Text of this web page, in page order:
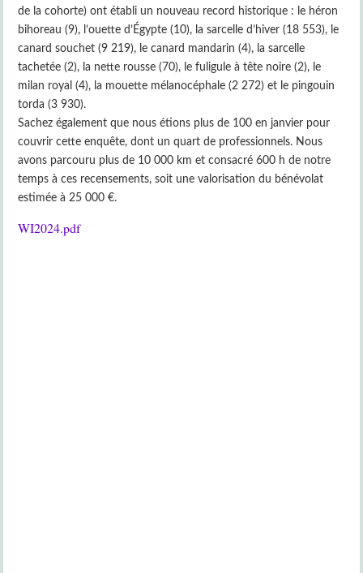
de la cohorte) ont établi un nouveau record historique : le héron
bihoreau (9), l’ouette d’Égypte (10), la sarcelle d’hiver (18 553), le
canard souchet (9 219), le canard mandarin (4), la sarcelle
tachetée (2), la nette rousse (70), le fuligule à tête noire (2), le
milan royal (4), la mouette mélanocéphale (2 272) et le pingouin
torda (3 930).
Sachez également que nous étions plus de 100 en janvier pour
couvrir cette enquête, dont un quart de professionnels. Nous
avons parcouru plus de 10 000 km et consacré 600 h de notre
temps à ces recensements, soit une valorisation du bénévolat
estimée à 25 000 €.
WI2024.pdf